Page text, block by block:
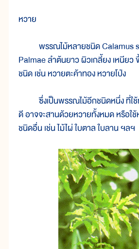
หวาย
พรรณไม้หลายชนิด Calamus
Palmae ลำต้นยาว ผิวเกลี้ยง เหนียว
ชนิด เช่น หวายตะค้าทอง หวายโป่ง
ซึ่งเป็นพรรณไม้อีกชนิดหนึ่ง ที่ใช้ท
ดี อาจจะสานด้วยหวายทั้งหมด หรือใ
ชนิดอื่น เช่น ไม้ไผ่ ใบตาล ใบลาน ฯลฯ